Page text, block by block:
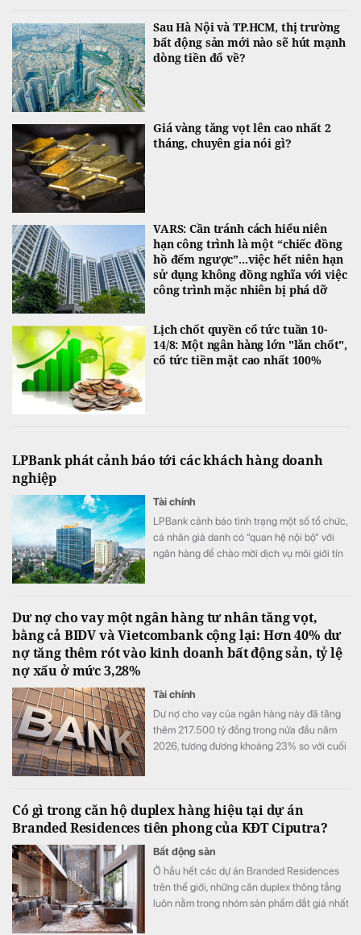
Sau Hà Nội và TP.HCM, thị trường
bất động sản mới nào sẽ hút mạnh
dòng tiền đổ về?
Giá vàng tăng vọt lên cao nhất 2
tháng, chuyên gia nói gì?
VARS: Cần tránh cách hiểu niên
hạn công trình là một “chiếc đồng
hồ đếm ngược”...việc hết niên hạn
sử dụng không đồng nghĩa với việc
công trình mặc nhiên bị phá dỡ
Lịch chốt quyền cổ tức tuần 10-
14/8: Một ngân hàng lớn "lăn chốt",
cổ tức tiền mặt cao nhất 100%
LPBank phát cảnh báo tới các khách hàng doanh
nghiệp
Tài chính
LPBank cảnh báo tình trạng một số tổ chức,
cá nhân giả danh có “quan hệ nội bộ” với
ngân hàng để chào mời dịch vụ môi giới tín
thông tin đăng nhập, mã OTP và chữ ký số.
Dư nợ cho vay một ngân hàng tư nhân tăng vọt,
bằng cả BIDV và Vietcombank cộng lại: Hơn 40% dư
nợ tăng thêm rót vào kinh doanh bất động sản, tỷ lệ
nợ xấu ở mức 3,28%
Tài chính
Dư nợ cho vay của ngân hàng này đã tăng
thêm 217.500 tỷ đồng trong nửa đầu năm
2026, tương đương khoảng 23% so với cuối
Có gì trong căn hộ duplex hàng hiệu tại dự án
Branded Residences tiên phong của KĐT Ciputra?
Bất động sản
Ở hầu hết các dự án Branded Residences
trên thế giới, những căn duplex thông tầng
luôn nằm trong nhóm sản phẩm đắt giá nhất